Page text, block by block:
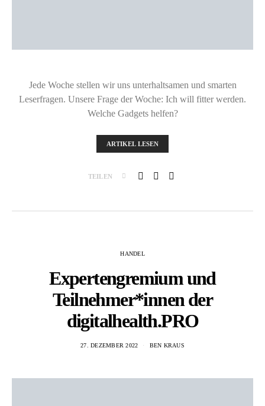
Jede Woche stellen wir uns unterhaltsamen und smarten
Leserfragen. Unsere Frage der Woche: Ich will fitter werden.
Welche Gadgets helfen?
ARTIKEL LESEN
TEILEN
HANDEL
Expertengremium und
Teilnehmer*innen der
digitalhealth.PRO
27. DEZEMBER 2022 BEN KRAUS